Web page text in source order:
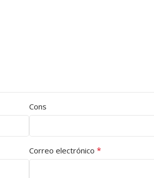
Cons
Correo electrónico *